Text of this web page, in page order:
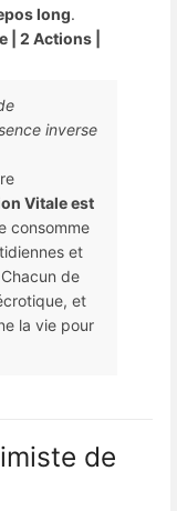
long.
| 2 Actions |
inverse
Vitale est
consomme
et
de
et
la vie pour
de